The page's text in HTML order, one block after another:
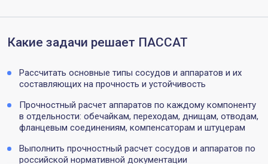
Какие задачи решает ПАССАТ
Рассчитать основные типы сосудов и аппаратов и их
составляющих на прочность и устойчивость
Прочностный расчет аппаратов по каждому компоненту
в отдельности: обечайкам, переходам, днищам, отводам,
фланцевым соединениям, компенсаторам и штуцерам
Выполнить прочностный расчет сосудов и аппаратов по
российской нормативной документации